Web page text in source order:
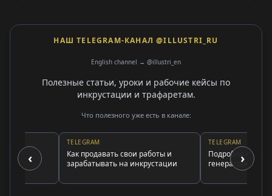
НАШ TELEGRAM-КАНАЛ @ILLUSTRI_RU
English channel → @illustri_en
Полезные статьи, уроки и рабочие кейсы по
инкрустации и трафаретам.
Что полезного уже есть в канале:
‹
TELEGRAM
Как продавать свои работы и
зарабатывать на инкрустации
TELEGRAM
Подробно о
генераторе›